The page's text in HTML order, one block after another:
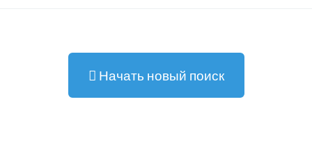
Начать новый поиск